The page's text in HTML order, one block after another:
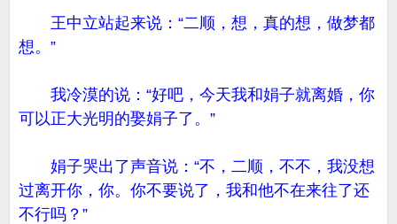
王中立站起来说：“二顺，想，真的想，做梦都
想。”
我冷漠的说：“好吧，今天我和娟子就离婚，你
可以正大光明的娶娟子了。”
娟子哭出了声音说：“不，二顺，不不，我没想
过离开你，你。你不要说了，我和他不在来往了还
不行吗？”